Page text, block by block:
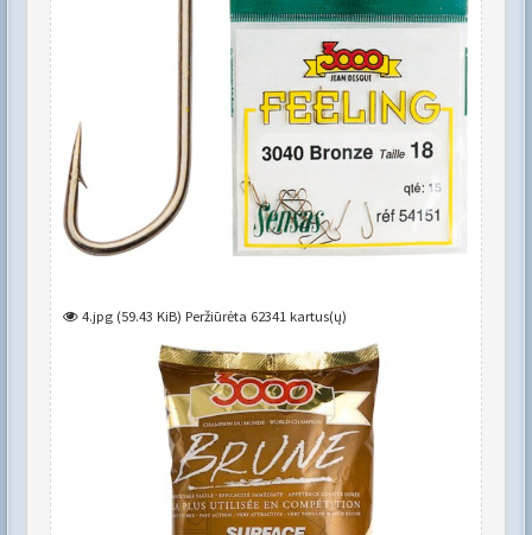
4.jpg (59.43 KiB) Peržiūrėta 62341 kartus(ų)